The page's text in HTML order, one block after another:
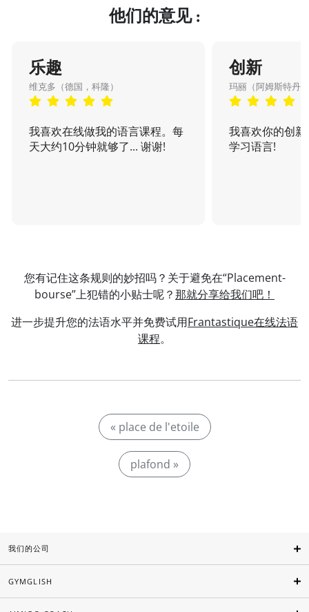
他们的意见 :
乐趣
维克多（德国，科隆）
我喜欢在线做我的语言课程。每
天大约10分钟就够了... 谢谢!
创新
玛丽（阿姆斯特丹
我喜欢你的创
学习语言!
您有记住这条规则的妙招吗？关于避免在“Placement-
bourse”上犯错的小贴士呢？那就分享给我们吧！
进一步提升您的法语水平并免费试用Frantastique在线法语
课程。
« place de l'etoile
plafond »
我们的公司
GYMGLISH